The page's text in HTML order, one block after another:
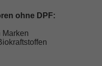
ohne DPF:
Marken